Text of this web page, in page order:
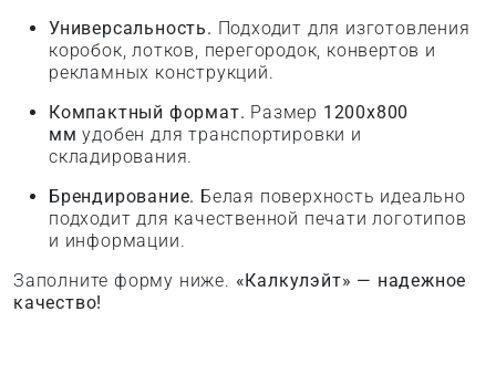
Универсальность. Подходит для изготовления
коробок, лотков, перегородок, конвертов и
рекламных конструкций.
Компактный формат. Размер 1200x800
мм удобен для транспортировки и
складирования.
Брендирование. Белая поверхность идеально
подходит для качественной печати логотипов
и информации.
Заполните форму ниже. «Калкулэйт» — надежное
качество!